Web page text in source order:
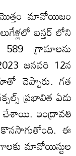
మొత్తం మావోయిజం
బస్తర్ లోని
గ్రామాలను
జనవరి 12న
చెప్పారు. గత
ప్రభావిత ఏడు
చేశాయి. ఇంద్రావతి
ఈ
మావోయిస్టుల